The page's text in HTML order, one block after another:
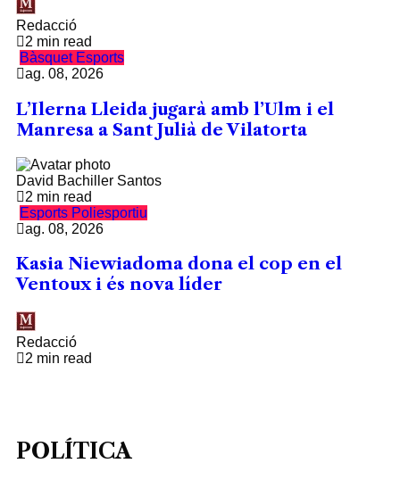
Redacció
2 min read
Bàsquet Esports
ag. 08, 2026
L’Ilerna Lleida jugarà amb l’Ulm i el
Manresa a Sant Julià de Vilatorta
David Bachiller Santos
2 min read
Esports Poliesportiu
ag. 08, 2026
Kasia Niewiadoma dona el cop en el
Ventoux i és nova líder
Redacció
2 min read
POLÍTICA